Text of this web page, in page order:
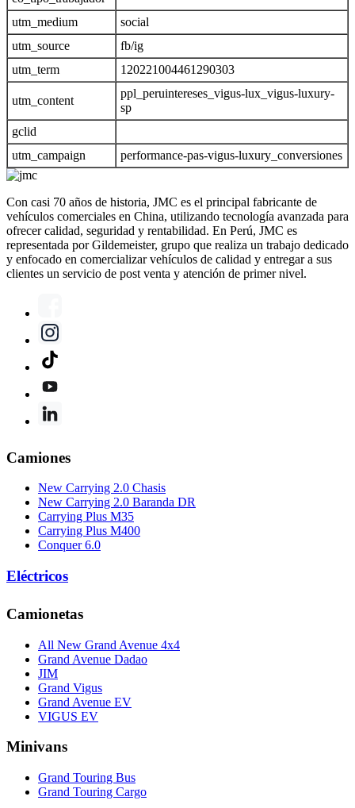
utm_medium
social
utm_source
fb/ig
utm_term
120221004461290303
utm_content
ppl_peruintereses_vigus-lux_vigus-luxury-
sp
gclid
utm_campaign
performance-pas-vigus-luxury_conversiones
Con casi 70 años de historia, JMC es el principal fabricante de
vehículos comerciales en China, utilizando tecnología avanzada para
ofrecer calidad, seguridad y rentabilidad. En Perú, JMC es
representada por Gildemeister, grupo que realiza un trabajo dedicado
y enfocado en comercializar vehículos de calidad y entregar a sus
clientes un servicio de post venta y atención de primer nivel.
Camiones
New Carrying 2.0 Chasis
New Carrying 2.0 Baranda DR
Carrying Plus M35
Carrying Plus M400
Conquer 6.0
Eléctricos
Camionetas
All New Grand Avenue 4x4
Grand Avenue Dadao
JIM
Grand Vigus
Grand Avenue EV
VIGUS EV
Minivans
Grand Touring Bus
Grand Touring Cargo